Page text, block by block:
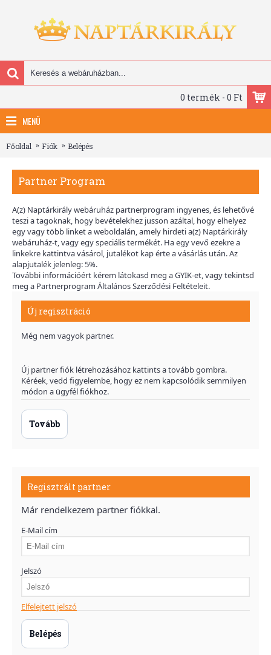
0 termék - 0 Ft
MENÜ
Főoldal Fiók Belépés
Partner Program
A(z) Naptárkirály webáruház partnerprogram ingyenes, és lehetővé
teszi a tagoknak, hogy bevételekhez jusson azáltal, hogy elhelyez
egy vagy több linket a weboldalán, amely hirdeti a(z) Naptárkirály
webáruház-t, vagy egy speciális termékét. Ha egy vevő ezekre a
linkekre kattintva vásárol, jutalékot kap érte a vásárlás után. Az
alapjutalék jelenleg: 5%.
További információért kérem látokasd meg a GYIK-et, vagy tekintsd
meg a Partnerprogram Általános Szerződési Feltételeit.
Új regisztráció
Még nem vagyok partner.
Új partner fiók létrehozásához kattints a tovább gombra.
Kéréek, vedd figyelembe, hogy ez nem kapcsolódik semmilyen
módon a ügyfél fiókhoz.
Tovább
Regisztrált partner
Már rendelkezem partner fiókkal.
E-Mail cím
Jelszó
Elfelejtett jelszó